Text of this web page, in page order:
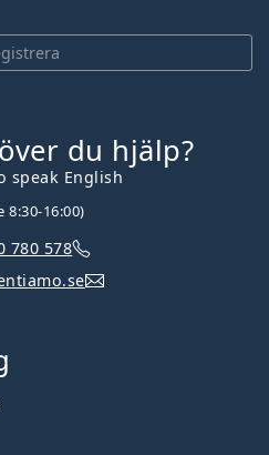
du hjälp?
speak English
8:30-16:00)
780 578